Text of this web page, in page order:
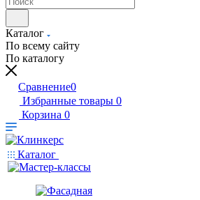
Каталог
По всему сайту
По каталогу
Сравнение0
Избранные товары 0
Корзина 0
Каталог